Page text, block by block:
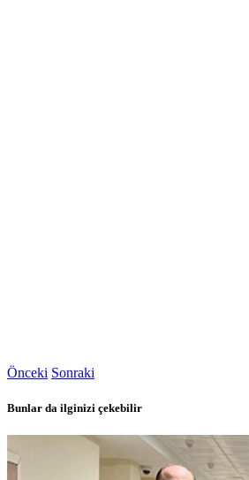
Önceki Sonraki
Bunlar da ilginizi çekebilir